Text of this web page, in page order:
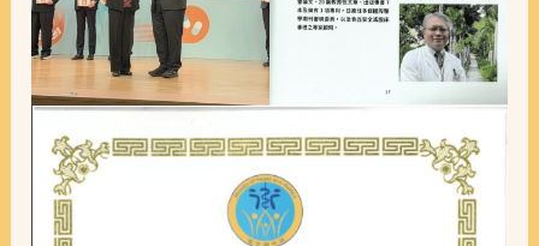
獎
章!!!